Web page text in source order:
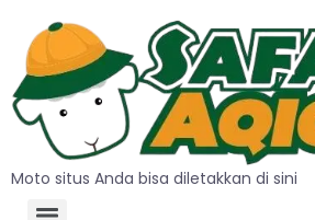
Moto situs Anda bisa diletakkan di sini